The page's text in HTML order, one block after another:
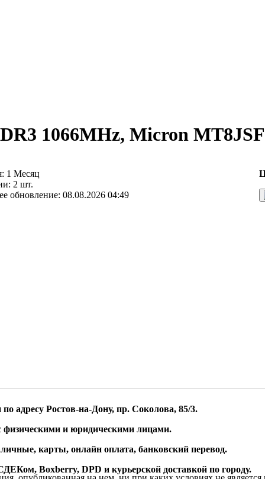
1066MHz, Micron
1 Месяц
2 шт.
обновление: 08.08.2026 04:49
адресу Ростов-на-Дону, пр. Соколова, 85/3.
физическими и юридическими лицами.
карты, онлайн оплата, банковский перевод.
Boxberry, DPD и курьерской доставкой по городу.